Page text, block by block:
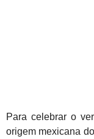
Para celebrar o
origem mexicana